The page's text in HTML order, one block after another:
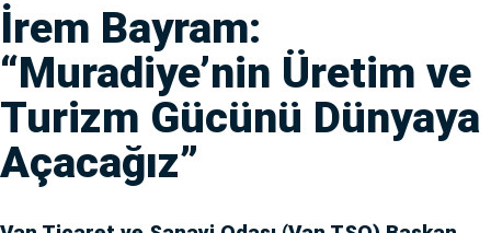
İrem Bayram:
“Muradiye’nin Üretim ve
Turizm Gücünü Dünyaya
Açacağız”